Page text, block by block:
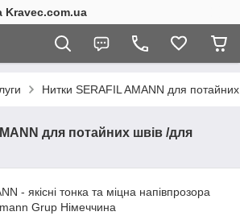
Kravec.com.ua
Нитки SERAFIL AMANN для
для потайних швів /для
- якісні тонка та міцна напівпрозора
Grup Німеччина